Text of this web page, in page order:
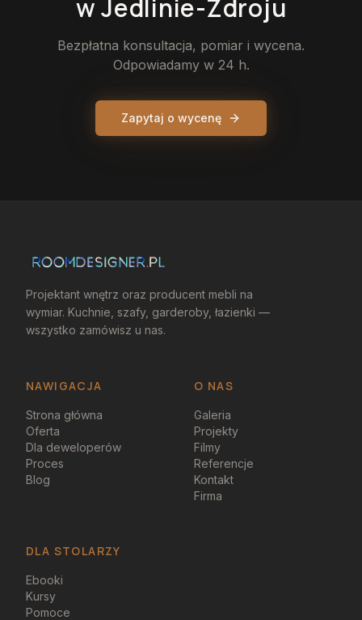
w Jedlinie-Zdroju
Bezpłatna konsultacja, pomiar i wycena.
Odpowiadamy w 24 h.
Zapytaj o wycenę
Projektant wnętrz oraz producent mebli na
wymiar. Kuchnie, szafy, garderoby, łazienki —
wszystko zamówisz u nas.
NAWIGACJA O NAS
Strona główna
Oferta
Dla deweloperów
Proces
Blog
Galeria
Projekty
Filmy
Referencje
Kontakt
Firma
DLA STOLARZY
Ebooki
Kursy
Pomoce